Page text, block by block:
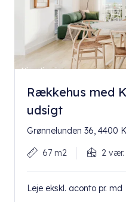
Rækkehus med
udsigt
Grønnelunden 36, 4400
67 m2 2 vær.
Leje ekskl. aconto pr. md